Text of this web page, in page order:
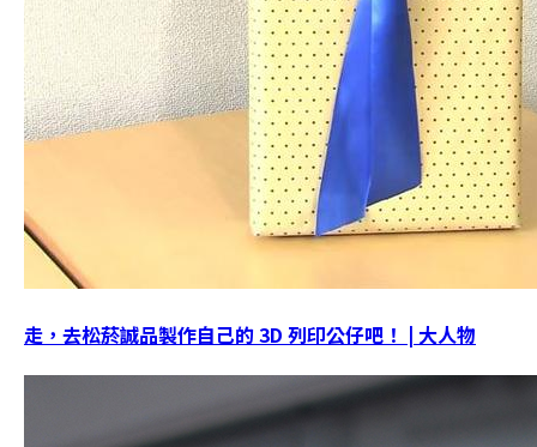
走，去松菸誠品製作自己的 3D 列印公仔吧！ | 大人物